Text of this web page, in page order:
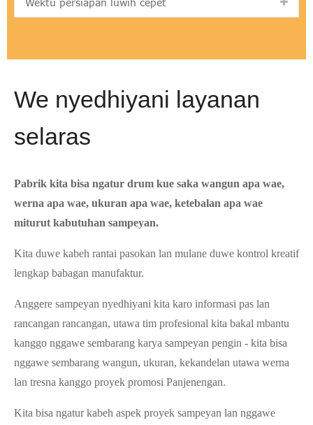
We nyedhiyani layanan
selaras
Pabrik kita bisa ngatur drum kue saka wangun apa wae,
werna apa wae, ukuran apa wae, ketebalan apa wae
miturut kabutuhan sampeyan.
Kita duwe kabeh rantai pasokan lan mulane duwe kontrol kreatif
lengkap babagan manufaktur.
Anggere sampeyan nyedhiyani kita karo informasi pas lan
rancangan rancangan, utawa tim profesional kita bakal mbantu
kanggo nggawe sembarang karya sampeyan pengin - kita bisa
nggawe sembarang wangun, ukuran, kekandelan utawa werna
lan tresna kanggo proyek promosi Panjenengan.
Kita bisa ngatur kabeh aspek proyek sampeyan lan nggawe